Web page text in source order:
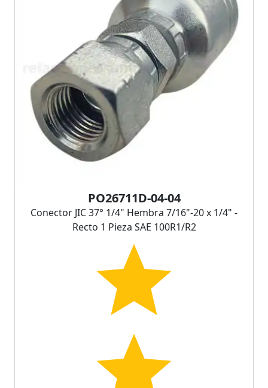
PO26711D-04-04
Conector JIC 37° 1/4" Hembra 7/16"-20 x 1/4" -
Recto 1 Pieza SAE 100R1/R2